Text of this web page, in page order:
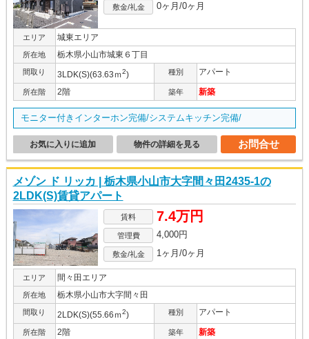
敷金/礼金 0ヶ月/0ヶ月
エリア 城東エリア
所在地 栃木県小山市城東６丁目
間取り 3LDK(S)(63.63ｍ2) 種別 アパート
所在階 2階 築年 新築
モニター付きインターホン完備/システムキッチン完備/
お問合せ
物件の詳細を見る
お気に入りに追加
メゾン ド リッカ | 栃木県小山市大字間々田2435-1の
2LDK(S)賃貸アパート
賃料 7.4万円
管理費 4,000円
敷金/礼金 1ヶ月/0ヶ月
エリア 間々田エリア
所在地 栃木県小山市大字間々田
間取り 2LDK(S)(55.66ｍ2) 種別 アパート
所在階 2階 築年 新築